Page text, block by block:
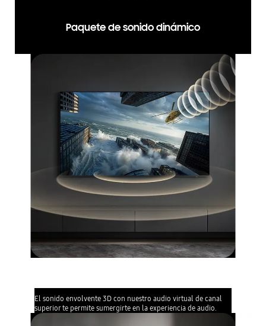
Paquete de sonido dinámico
El sonido envolvente 3D con nuestro audio virtual de canal
superior te permite sumergirte en la experiencia de audio.